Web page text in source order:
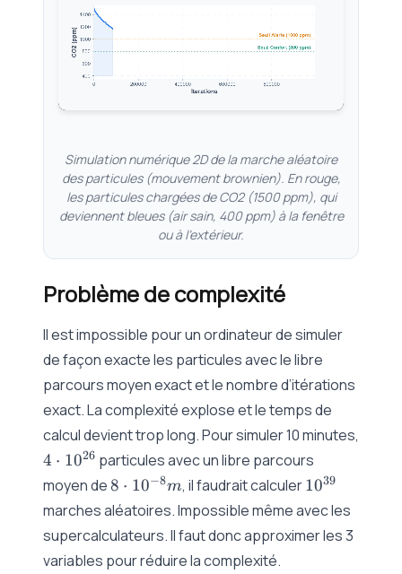
Simulation numérique 2D de la marche aléatoire
des particules (mouvement brownien). En rouge,
les particules chargées de CO2 (1500 ppm), qui
deviennent bleues (air sain, 400 ppm) à la fenêtre
ou à l'extérieur.
Problème de complexité
Il est impossible pour un ordinateur de simuler
de façon exacte les particules avec le libre
parcours moyen exact et le nombre d’itérations
exact. La complexité explose et le temps de
calcul devient trop long. Pour simuler 10 minutes,
4\cdot
10^{26}
4 ⋅ 1026 particules avec un libre parcours
moyen de8\cdot
10^{-8}m
8 ⋅ 10−8m, il faudrait calculer10^{39}
1039
marches aléatoires. Impossible même avec les
supercalculateurs. Il faut donc approximer les 3
variables pour réduire la complexité.